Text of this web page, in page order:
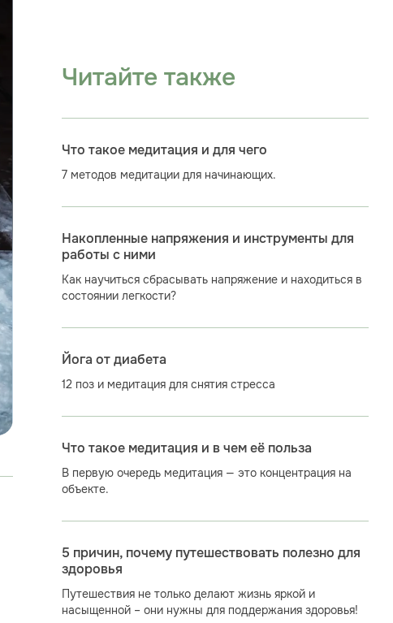
Читайте также
Что такое медитация и для чего
7 методов медитации для начинающих.
Накопленные напряжения и инструменты для
работы с ними
Как научиться сбрасывать напряжение и находиться в
состоянии легкости?
Йога от диабета
12 поз и медитация для снятия стресса
Что такое медитация и в чем её польза
В первую очередь медитация — это концентрация на
объекте.
5 причин, почему путешествовать полезно для
здоровья
Путешествия не только делают жизнь яркой и
насыщенной – они нужны для поддержания здоровья!